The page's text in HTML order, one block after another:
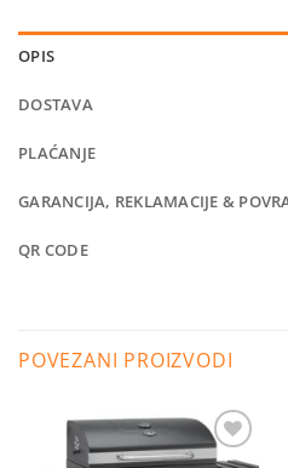
OPIS
DOSTAVA
PLAĆANJE
GARANCIJA, REKLAMACIJE &
QR CODE
POVEZANI PROIZVODI